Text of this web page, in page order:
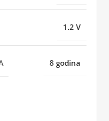
1.2 V
8 godina